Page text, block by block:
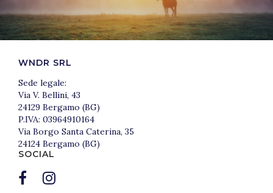
WNDR SRL
Sede legale:
Via V. Bellini, 43
24129 Bergamo (BG)
P.IVA: 03964910164
Via Borgo Santa Caterina, 35
24124 Bergamo (BG)
SOCIAL